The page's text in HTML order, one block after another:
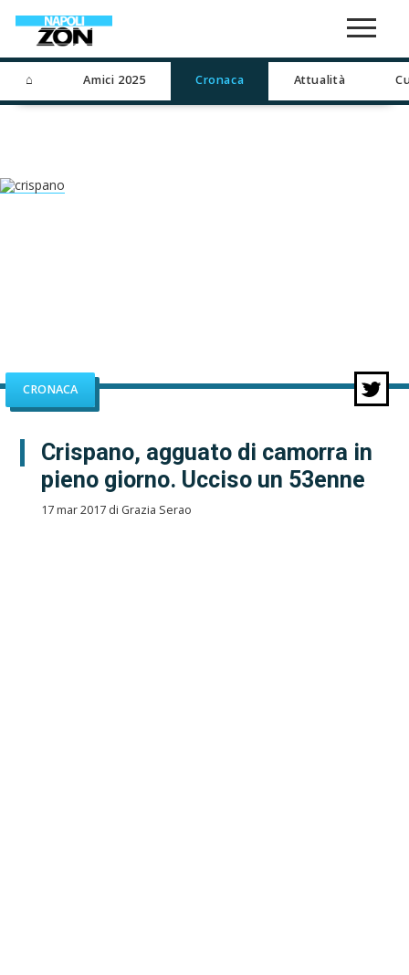
⌂ Amici 2025 Cronaca Attualità
CRONACA
Crispano, agguato di camorra in
pieno giorno. Ucciso un 53enne
17 mar 2017 di Grazia Serao